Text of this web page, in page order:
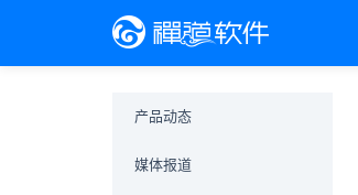
产品动态
媒体报道